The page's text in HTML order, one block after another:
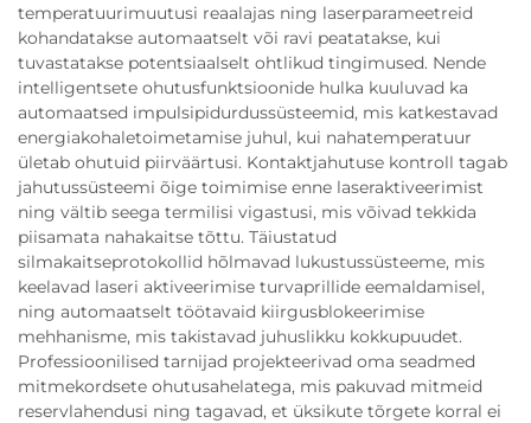
temperatuurimuutusi reaalajas ning laserparameetreid
kohandatakse automaatselt või ravi peatatakse, kui
tuvastatakse potentsiaalselt ohtlikud tingimused. Nende
intelligentsete ohutusfunktsioonide hulka kuuluvad ka
automaatsed impulsipidurdussüsteemid, mis katkestavad
energiakohaletoimetamise juhul, kui nahatemperatuur
ületab ohutuid piirväärtusi. Kontaktjahutuse kontroll tagab
jahutussüsteemi õige toimimise enne laseraktiveerimist
ning vältib seega termilisi vigastusi, mis võivad tekkida
piisamata nahakaitse tõttu. Täiustatud
silmakaitseprotokollid hõlmavad lukustussüsteeme, mis
keelavad laseri aktiveerimise turvaprillide eemaldamisel,
ning automaatselt töötavaid kiirgusblokeerimise
mehhanisme, mis takistavad juhuslikku kokkupuudet.
Professioonilised tarnijad projekteerivad oma seadmed
mitmekordsete ohutusahelatega, mis pakuvad mitmeid
reservlahendusi ning tagavad, et üksikute tõrgete korral ei